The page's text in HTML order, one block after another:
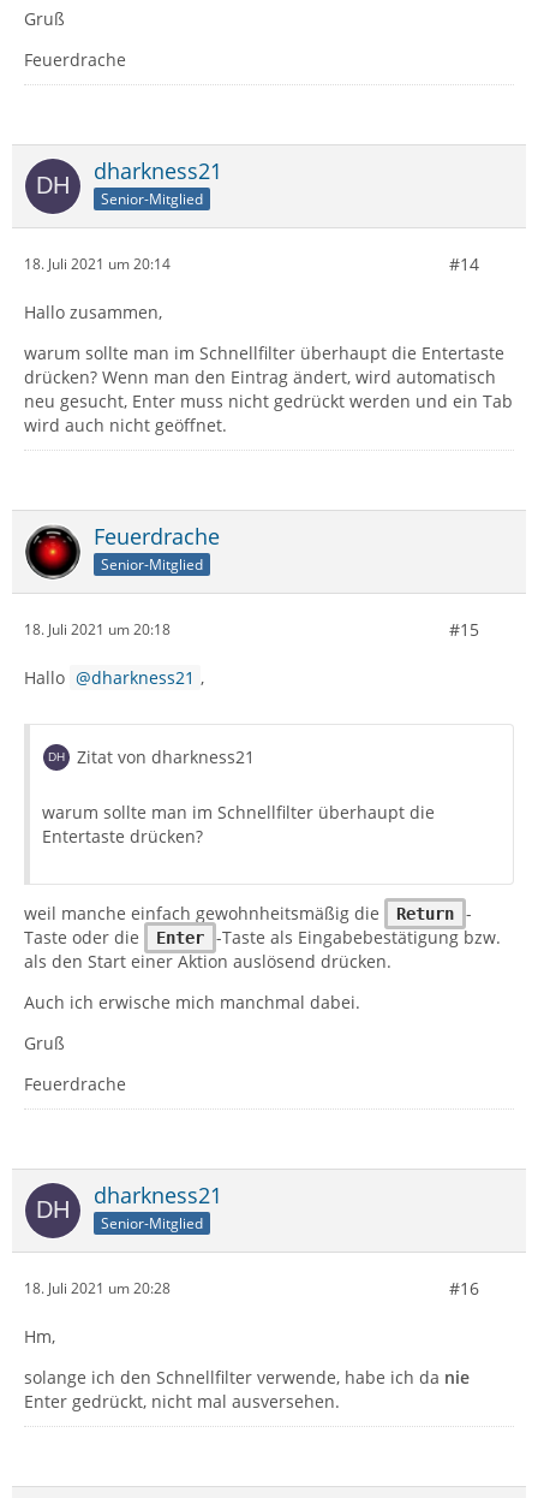
Gruß
Feuerdrache
dharkness21
Senior-Mitglied
18. Juli 2021 um 20:14 #14
Hallo zusammen,
warum sollte man im Schnellfilter überhaupt die Entertaste
drücken? Wenn man den Eintrag ändert, wird automatisch
neu gesucht, Enter muss nicht gedrückt werden und ein Tab
wird auch nicht geöffnet.
Feuerdrache
Senior-Mitglied
18. Juli 2021 um 20:18 #15
Hallo dharkness21 ,
Zitat von dharkness21
warum sollte man im Schnellfilter überhaupt die
Entertaste drücken?
weil manche einfach gewohnheitsmäßig die Return
-
Taste oder die
Enter
-Taste als Eingabebestätigung bzw.
als den Start einer Aktion auslösend drücken.
Auch ich erwische mich manchmal dabei.
Gruß
Feuerdrache
dharkness21
Senior-Mitglied
18. Juli 2021 um 20:28 #16
Hm,
solange ich den Schnellfilter verwende, habe ich da nie
Enter gedrückt, nicht mal ausversehen.